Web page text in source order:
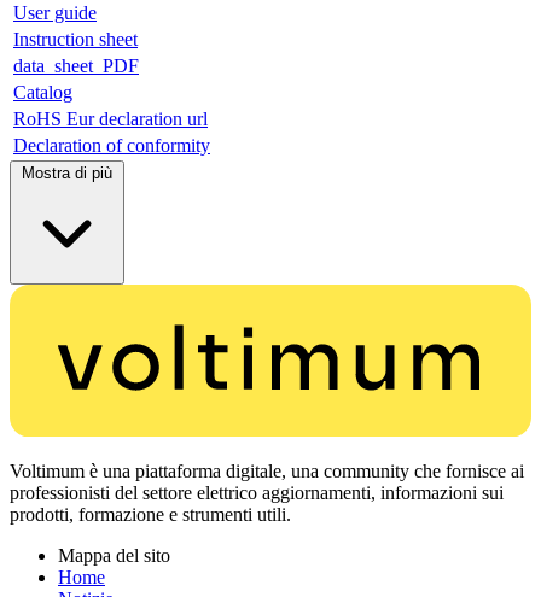
User guide
Instruction sheet
data_sheet_PDF
Catalog
RoHS Eur declaration url
Declaration of conformity
Mostra di più
Voltimum è una piattaforma digitale, una community che fornisce ai
professionisti del settore elettrico aggiornamenti, informazioni sui
prodotti, formazione e strumenti utili.
Mappa del sito
Home